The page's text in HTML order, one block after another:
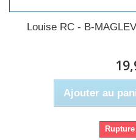
Louise RC - B-
Ajouter au